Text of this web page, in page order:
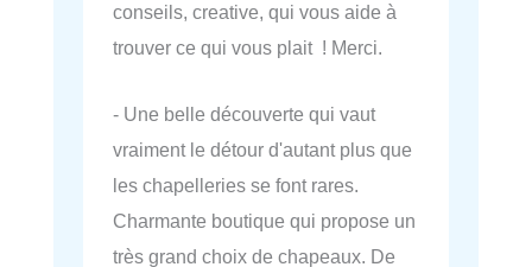
conseils, creative, qui vous aide à
trouver ce qui vous plait ! Merci.
- Une belle découverte qui vaut
vraiment le détour d'autant plus que
les chapelleries se font rares.
Charmante boutique qui propose un
très grand choix de chapeaux. De